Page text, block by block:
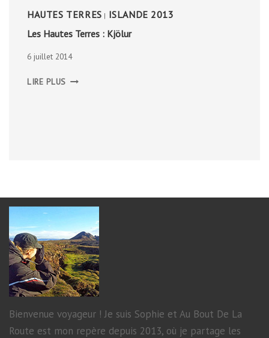
HAUTES TERRES | ISLANDE 2013
Les Hautes Terres : Kjölur
6 juillet 2014
LIRE PLUS HAUTES
Bienvenue voyageur ! Je suis Sophie et Au Bout De La
Route est mon repère depuis 2013, où je partage les